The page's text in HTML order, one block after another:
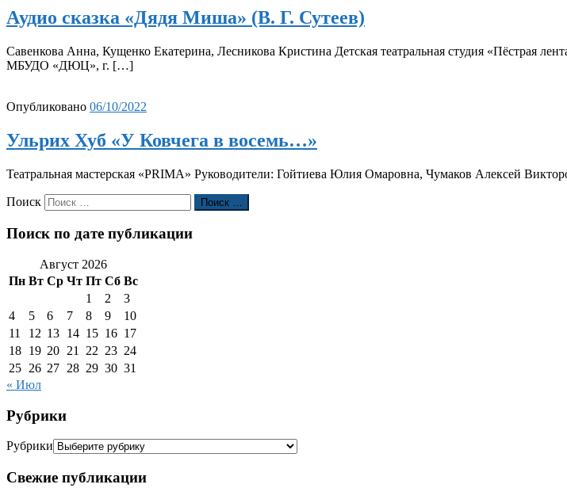
Аудио сказка «Дядя Миша» (В. Г. Сутеев)
Савенкова Анна, Кущенко Екатерина, Лесникова Кристина Детская театральная студия «Пёстрая
МБУДО «ДЮЦ», г. […]
Опубликовано 06/10/2022
Ульрих Хуб «У Ковчега в восемь…»
Театральная мастерская «PRIMA» Руководители: Гойтиева Юлия Омаровна, Чумаков Алексей
Поиск Поиск …
Поиск по дате публикации
Август 2026
Пн Вт Ср Чт Пт Сб Вс
1
2
3
4
5 6 7 8 9
10
11
12 13 14 15 16 17
18 19 20 21 22 23 24
25 26 27 28 29 30 31
« Июл
Рубрики
Рубрики
Свежие публикации